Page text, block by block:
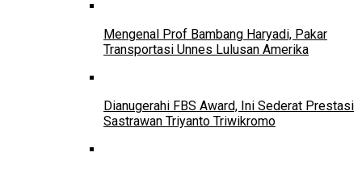
Mengenal Prof Bambang Haryadi, Pakar
Transportasi Unnes Lulusan Amerika
Dianugerahi FBS Award, Ini Sederat Prestasi
Sastrawan Triyanto Triwikromo